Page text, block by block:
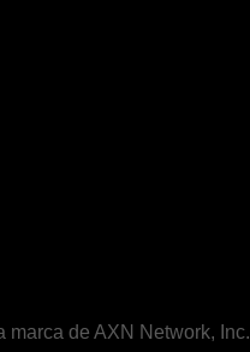
de AXN Network, Inc.